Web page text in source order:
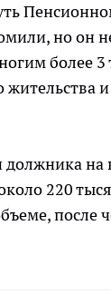
но он
более
220
после